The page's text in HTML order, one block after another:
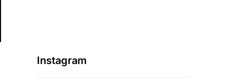
Instagram